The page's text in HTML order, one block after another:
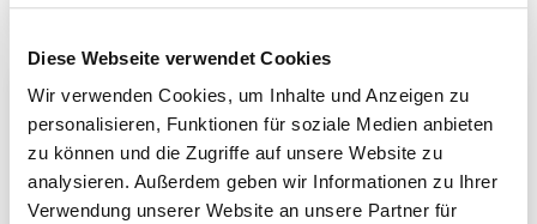
Diese Webseite verwendet Cookies
Wir verwenden Cookies, um Inhalte und Anzeigen zu
personalisieren, Funktionen für soziale Medien anbieten
zu können und die Zugriffe auf unsere Website zu
analysieren. Außerdem geben wir Informationen zu Ihrer
Verwendung unserer Website an unsere Partner für
Einschraubwerkzeug mit BG Bau Förderung 2026
sichern
Die BG Bau fördert die Anschaffung von
Einschraubhilfen für den Holzbau mit 50 % der
Kosten. Jetzt den Zuschuss sichern!